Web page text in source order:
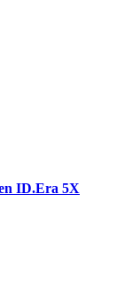
ID.Era 5X